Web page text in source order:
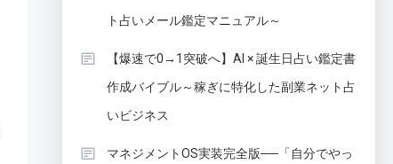
ト占いメール鑑定マニュアル～
【爆速で0→1突破へ】AI × 誕生日占い鑑定書
作成バイブル～稼ぎに特化した副業ネット占
いビジネス
マネジメントOS実装完全版──「自分でやっ